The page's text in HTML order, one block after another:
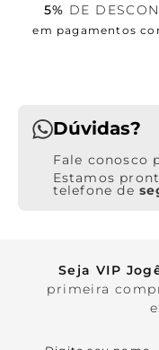
5% DE
em pagamentos
Dúvidas?
Estamos
telefone de
Seja VIP
primeira